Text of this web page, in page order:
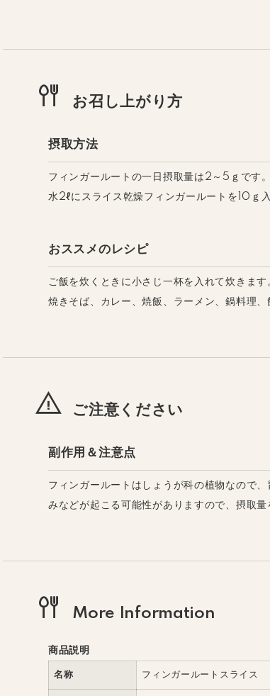
お召し上がり方
摂取方法
フィンガールートの一日摂取量は2～5ｇです。
水2ℓにスライス乾燥フィンガールートを10ｇ
おススメのレシピ
ご飯を炊くときに小さじ一杯を入れて炊きます
焼きそば、カレー、焼飯、ラーメン、鍋料理、
ご注意ください
副作用＆注意点
フィンガールートはしょうが科の植物なので
みなどが起こる可能性がありますので、摂取量
More Information
商品説明
名称 フィンガールートスライス